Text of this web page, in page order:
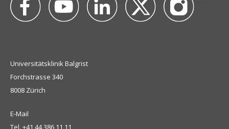
Universitätsklinik Balgrist
Forchstrasse 340
8008 Zürich
E-Mail
Tel. +41 44 386 11 11